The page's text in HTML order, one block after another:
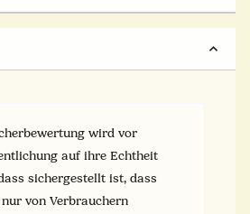
wird vor
auf ihre Echtheit
sichergestellt ist, dass
von Verbrauchern